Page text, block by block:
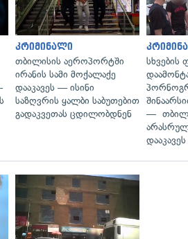
კრიმინალი
თბილისის აეროპორტში
ირანის სამი მოქალაქე
დააკავეს — ისინი
საზღვრის ყალბი საბუთებით
გადაკვეთას ცდილობდნენ
სხვების
—
დააკავეს